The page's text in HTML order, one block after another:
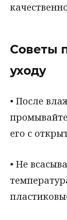
Советы
уходу
• После
его с
• Не